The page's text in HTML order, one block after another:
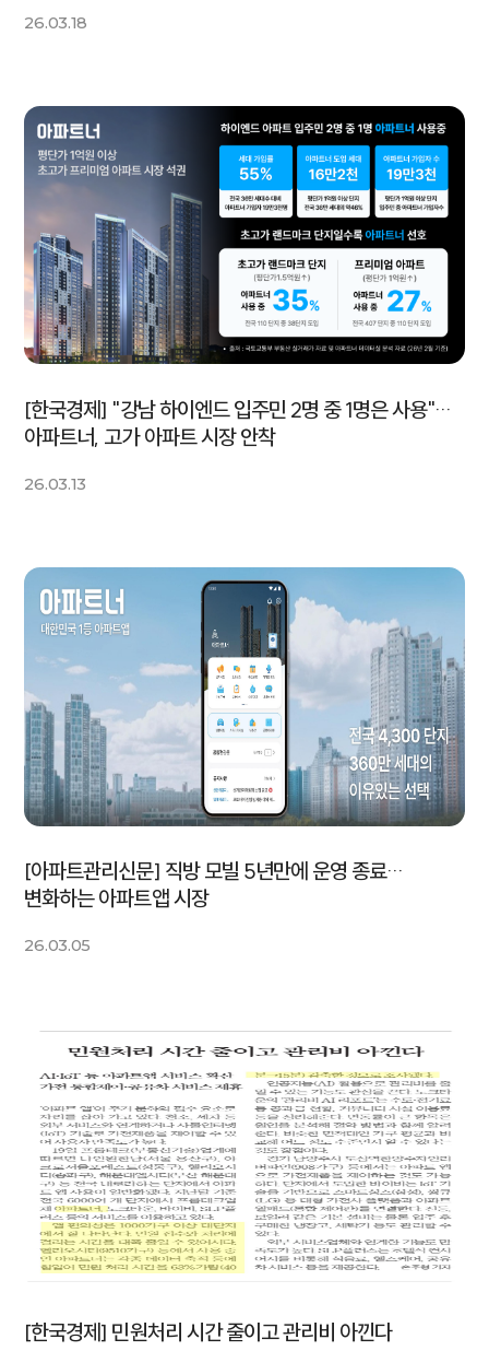
26.03.18
[한국경제] "강남 하이엔드 입주민 2명 중 1명은 사용"…
아파트너, 고가 아파트 시장 안착
26.03.13
[아파트관리신문] 직방 모빌 5년만에 운영 종료…
변화하는 아파트앱 시장
26.03.05
[한국경제] 민원처리 시간 줄이고 관리비 아낀다